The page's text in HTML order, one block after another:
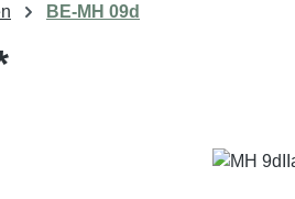
BE-MH 09d